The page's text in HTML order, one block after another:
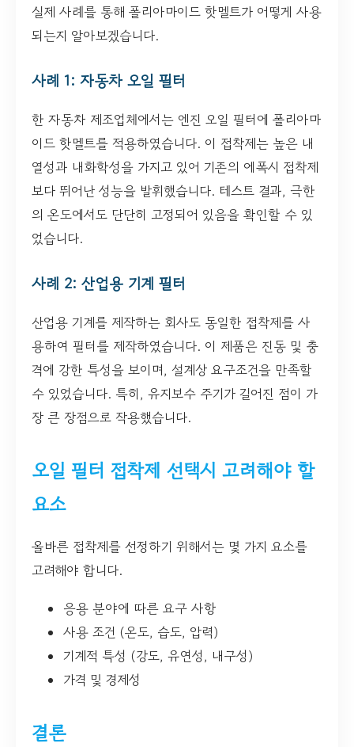
실제 사례를 통해 폴리아마이드 핫멜트가 어떻게 사용
되는지 알아보겠습니다.
사례 1: 자동차 오일 필터
한 자동차 제조업체에서는 엔진 오일 필터에 폴리아마
이드 핫멜트를 적용하였습니다. 이 접착제는 높은 내
열성과 내화학성을 가지고 있어 기존의 에폭시 접착제
보다 뛰어난 성능을 발휘했습니다. 테스트 결과, 극한
의 온도에서도 단단히 고정되어 있음을 확인할 수 있
었습니다.
사례 2: 산업용 기계 필터
산업용 기계를 제작하는 회사도 동일한 접착제를 사
용하여 필터를 제작하였습니다. 이 제품은 진동 및 충
격에 강한 특성을 보이며, 설계상 요구조건을 만족할
수 있었습니다. 특히, 유지보수 주기가 길어진 점이 가
장 큰 장점으로 작용했습니다.
오일 필터 접착제 선택시 고려해야 할
요소
올바른 접착제를 선정하기 위해서는 몇 가지 요소를
고려해야 합니다.
응용 분야에 따른 요구 사항
사용 조건 (온도, 습도, 압력)
기계적 특성 (강도, 유연성, 내구성)
가격 및 경제성
결론